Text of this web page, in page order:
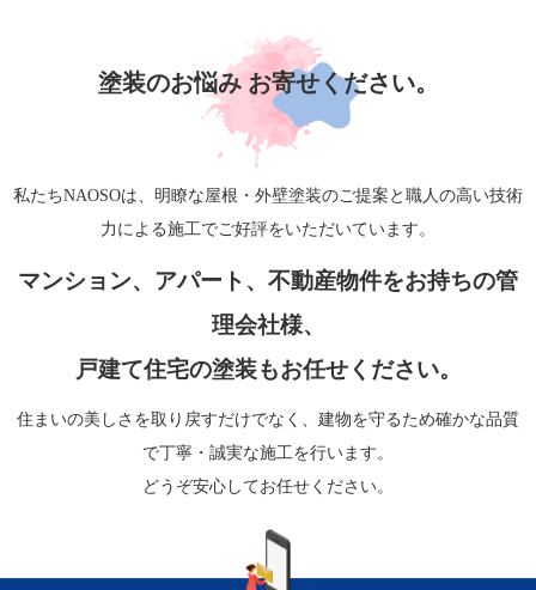
塗装のお悩み お寄せください。
私たちNAOSOは、明瞭な屋根・外壁塗装のご提案と職人の高い技術
力による施工でご好評をいただいています。
マンション、アパート、不動産物件をお持ちの管
理会社様、
戸建て住宅の塗装もお任せください。
住まいの美しさを取り戻すだけでなく、建物を守るため確かな品質
で丁寧・誠実な施工を行います。
どうぞ安心してお任せください。